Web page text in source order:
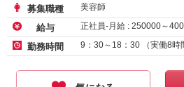
募集職種 美容師
給与 正社員-月給 : 250000～
勤務時間 9：30～18：30 （実働8時